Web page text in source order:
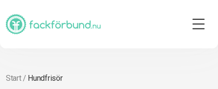
Start/ Hundfrisör